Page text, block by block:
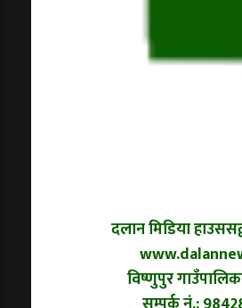
दलान मिडिया
विष्णुपुर